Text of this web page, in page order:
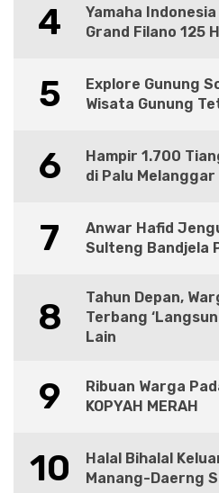
4
Yamaha
Grand Filano 125
5
Explore Gunung
Wisata Gunung
6
Hampir 1.700
di Palu Melanggar
7
Anwar Hafid
Sulteng Bandjela
8
Tahun Depan,
Terbang
Lain
9
Ribuan Warga Padati Halal bi
KOPYAH MERAH
10
Halal Bihalal
Manang-Daerng